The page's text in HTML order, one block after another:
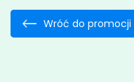
Wróć do promocji